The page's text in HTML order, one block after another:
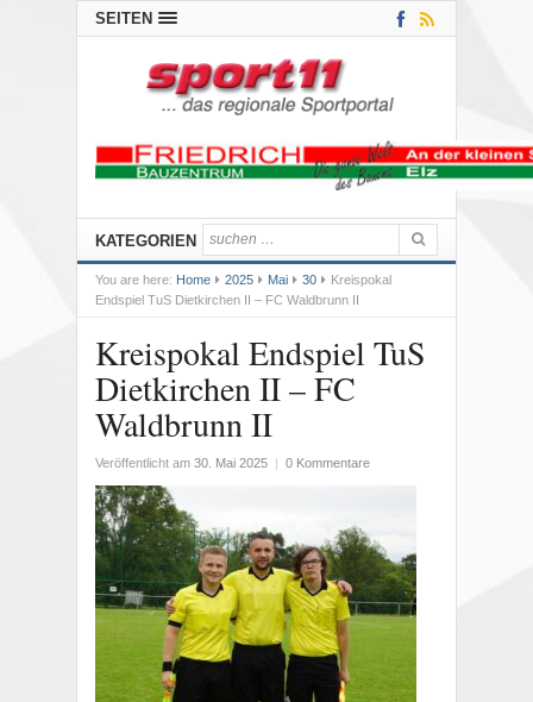
SEITEN
KATEGORIEN
You are here: Home 2025 Mai 30
Kreispokal
Endspiel TuS Dietkirchen II – FC Waldbrunn II
Kreispokal Endspiel TuS
Dietkirchen II – FC
Waldbrunn II
Veröffentlicht am 30. Mai 2025 0 Kommentare